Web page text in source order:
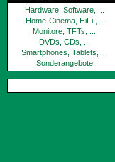
Hardware, Software, ...
Home-Cinema, HiFi ,...
Monitore, TFTs, ...
DVDs, CDs, ...
Smartphones, Tablets, ...
Sonderangebote